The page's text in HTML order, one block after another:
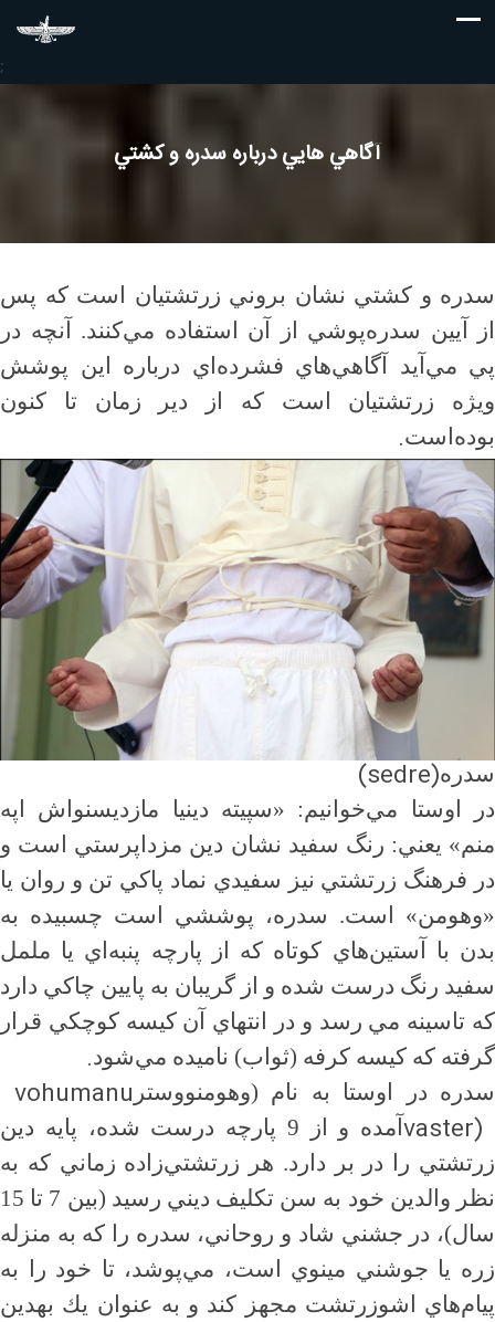
;
آگاهي هايي درباره سدره و كشتي
سدره و كشتي نشان بروني زرتشتيان است كه پس
از آيين سدره‌پوشي از آن استفاده مي‌كنند. آنچه در
پي مي‌آيد آگاهي‌هاي فشرده‌اي درباره اين پوشش
ويژه زرتشتيان است كه از دير زمان تا كنون
بوده‌است.
سدره(sedre)
در اوستا مي‌خوانيم: «سپيته دينيا مازديسنواش اپه
منم» يعني: رنگ سفيد نشان دين مزدا‌پرستي است و
در فرهنگ زرتشتي نيز سفيدي نماد پاكي تن و روان يا
«وهومن» است. سدره، پوششي است چسبيده به
بدن با آستين‌هاي كوتاه كه از پارچه پنبه‌اي يا ململ
سفيد رنگ درست شده و از گريبان به پايين چاكي دارد
كه تاسينه مي رسد و در انتهاي آن كيسه كوچكي قرار
گرفته كه كيسه كرفه (ثواب) ناميده مي‌شود.
سدره در اوستا به نام (وهومنووستر vohumanu
vaster)
آمده و از 9 پارچه درست شده، پايه دين
زرتشتي را در بر دارد. هر زرتشتي‌زاده زماني كه به
نظر والدين خود به سن تكليف ديني رسيد (بين 7 تا 15
سال)، در جشني شاد و روحاني، سدره را كه به منزله
زره يا جوشني مينوي است، مي‌پوشد، تا خود را به
پيام‌هاي اشوزرتشت مجهز كند و به عنوان يك بهدين